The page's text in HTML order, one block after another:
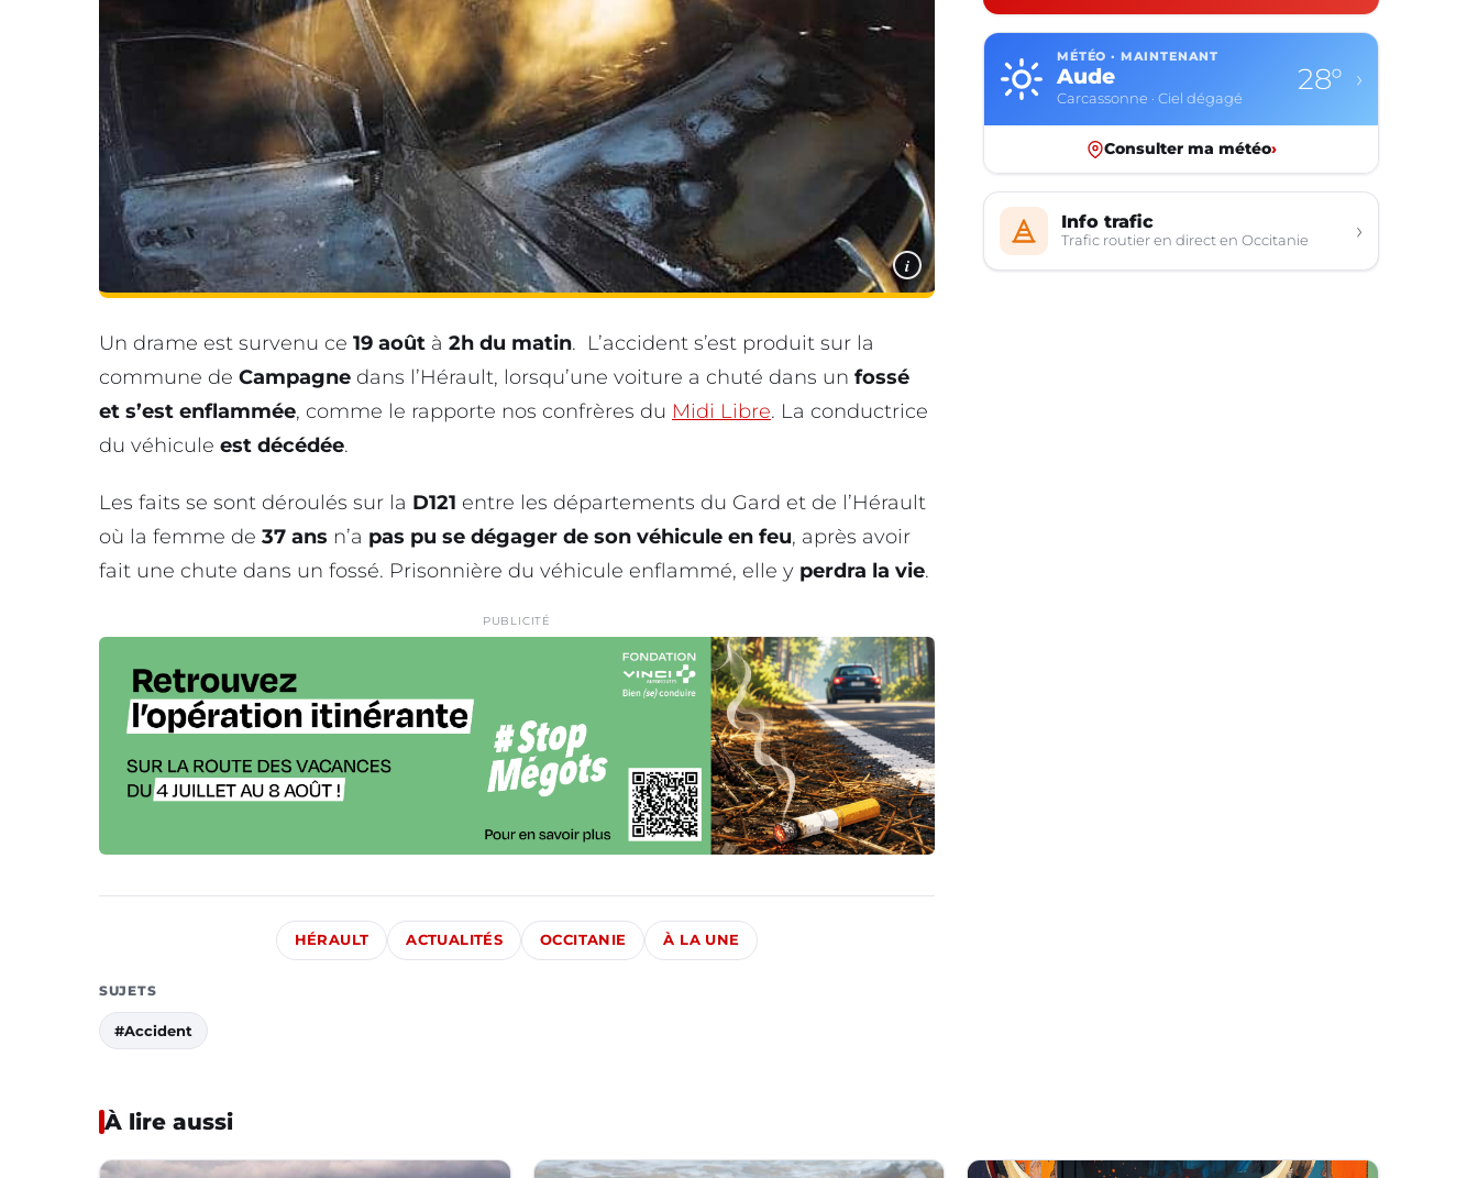
i
Un drame est survenu ce 19 août à 2h du matin. L’accident s’est produit sur la
commune de Campagne dans l’Hérault, lorsqu’une voiture a chuté dans un fossé
et s’est enflammée, comme le rapporte nos confrères du Midi Libre. La conductrice
du véhicule est décédée.
Les faits se sont déroulés sur la D121 entre les départements du Gard et de l’Hérault
où la femme de 37 ans n’a pas pu se dégager de son véhicule en feu, après avoir
fait une chute dans un fossé. Prisonnière du véhicule enflammé, elle y perdra la vie.
PUBLICITÉ
HÉRAULT ACTUALITÉS OCCITANIE À LA UNE
SUJETS
#Accident
MÉTÉO · MAINTENANT
Aude
Carcassonne · Ciel dégagé
28° ›
Consulter ma météo›
Info trafic
Trafic routier en direct en Occitanie ›
À lire aussi